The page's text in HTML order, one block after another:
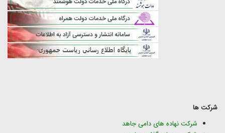
شرکت ها
شرکت نهاده های دامی جاهد